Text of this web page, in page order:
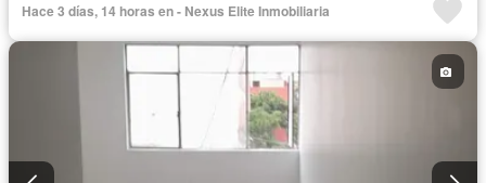
Hace 3 días, 14 horas en - Nexus Elite Inmobiliaria